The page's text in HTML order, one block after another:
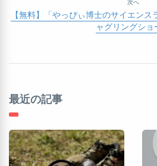
次へ
【無料】「やっぴぃ博士のサイエン
ャグリングショ
最近の記事